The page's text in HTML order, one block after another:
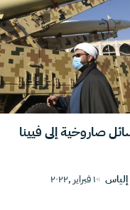
صاروخية إلى فيينا
١٠ فبراير ,٢٠٢٢